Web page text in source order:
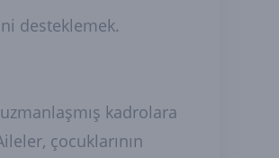
desteklemek.
kadrolara
çocuklarının